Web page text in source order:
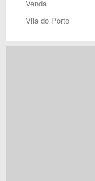
Venda
Vila do Porto